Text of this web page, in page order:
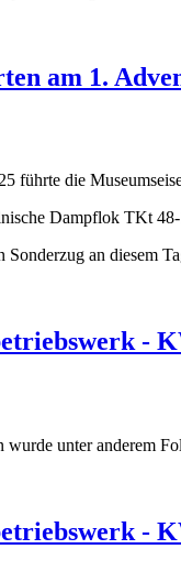
am 1.
führte die
Dampflok TKt
Sonderzug an diesem
-
wurde unter anderem
-